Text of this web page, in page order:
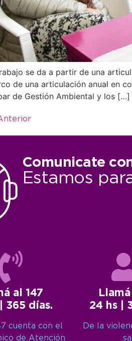
se da a partir de una
de una articulación anual en
de Gestión Ambiental y los […]
Comunicate
Estamos
al 147
365 días.
cuenta con el
de Atención
24 hs |
De la